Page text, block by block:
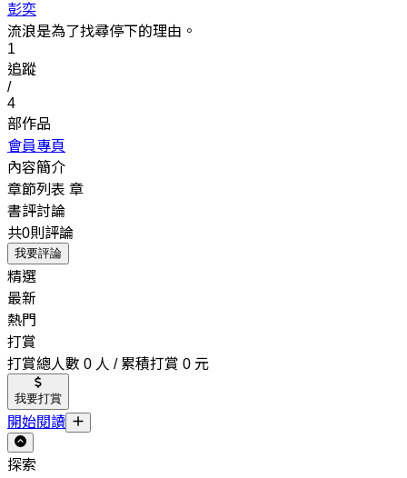
彭奕
流浪是為了找尋停下的理由。
1
追蹤
/
4
部作品
會員專頁
內容簡介
章節列表 章
書評討論
共0則評論
我要評論
精選
最新
熱門
打賞
打賞總人數 0 人 / 累積打賞 0 元
我要打賞
開始閱讀
探索